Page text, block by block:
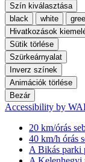
Szín kiválasztása
black
white
Hivatkozások
Sütik törlése
Szürkeárnyalat
Inverz színek
Animációk törlése
Bezár
Accessibility by
20 km/órás
40 km/h órás
A Bikás parki